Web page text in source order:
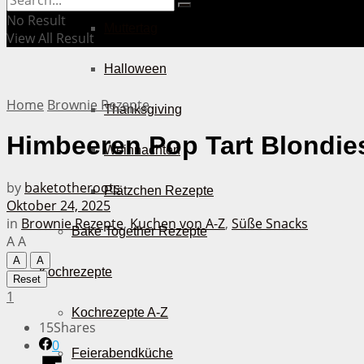
Halloween
Thanksgiving
Weihnachten
Plätzchen Rezepte
Bake Together Rezepte
Kochrezepte
Kochrezepte A-Z
Feierabendküche
No Result
View All Result
Home Brownie Rezepte
Himbeeren Pop Tart
by baketotheroots
Oktober 24, 2025
in Brownie Rezepte, Kuchen von A-Z, Süße Snacks
AA
A
A
Reset
1
15Shares
0